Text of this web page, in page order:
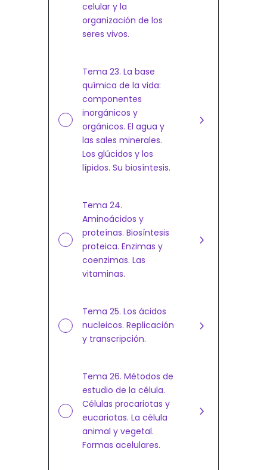
celular y la
organización de los
seres vivos.
Tema 23. La base
química de la vida:
componentes
inorgánicos y
orgánicos. El agua y
las sales minerales.
Los glúcidos y los
lípidos. Su biosíntesis.
Tema 24.
Aminoácidos y
proteínas. Biosíntesis
proteica. Enzimas y
coenzimas. Las
vitaminas.
Tema 25. Los ácidos
nucleicos. Replicación
y transcripción.
Tema 26. Métodos de
estudio de la célula.
Células procariotas y
eucariotas. La célula
animal y vegetal.
Formas acelulares.